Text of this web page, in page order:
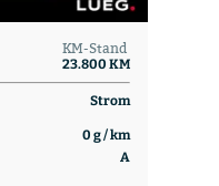
KM-Stand
23.800 KM
Strom
0 g / km
A